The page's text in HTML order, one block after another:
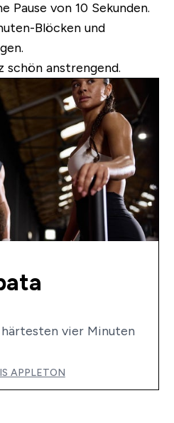
Pause von 10 Sekunden.
Blöcken und
schön anstrengend.
vier Minuten
APPLETON